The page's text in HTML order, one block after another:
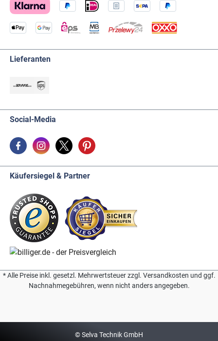
Lieferanten
Social-Media
Käufersiegel & Partner
* Alle Preise inkl. gesetzl. Mehrwertsteuer zzgl. Versandkosten und ggf.
Nachnahmegebühren, wenn nicht anders angegeben.
© Selva Technik GmbH